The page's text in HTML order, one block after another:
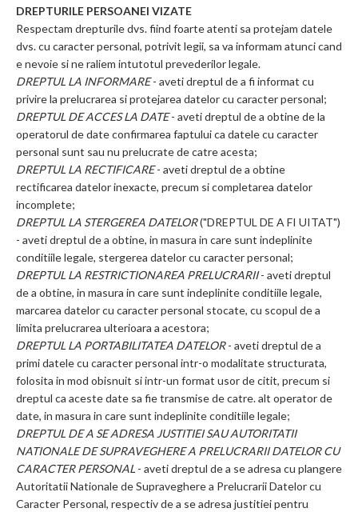
DREPTURILE PERSOANEI VIZATE
Respectam drepturile dvs. fiind foarte atenti sa protejam datele
dvs. cu caracter personal, potrivit legii, sa va informam atunci cand
e nevoie si ne raliem intutotul prevederilor legale.
DREPTUL LA INFORMARE- aveti dreptul de a fi informat cu
privire la prelucrarea si protejarea datelor cu caracter personal;
DREPTUL DE ACCES LA DATE- aveti dreptul de a obtine de la
operatorul de date confirmarea faptului ca datele cu caracter
personal sunt sau nu prelucrate de catre acesta;
DREPTUL LA RECTIFICARE- aveti dreptul de a obtine
rectificarea datelor inexacte, precum si completarea datelor
incomplete;
DREPTUL LA STERGEREA DATELOR("DREPTUL DE A FI UITAT")
- aveti dreptul de a obtine, in masura in care sunt indeplinite
conditiile legale, stergerea datelor cu caracter personal;
DREPTUL LA RESTRICTIONAREA PRELUCRARII- aveti dreptul
de a obtine, in masura in care sunt indeplinite conditiile legale,
marcarea datelor cu caracter personal stocate, cu scopul de a
limita prelucrarea ulterioara a acestora;
DREPTUL LA PORTABILITATEA DATELOR- aveti dreptul de a
primi datele cu caracter personal intr-o modalitate structurata,
folosita in mod obisnuit si intr-un format usor de citit, precum si
dreptul ca aceste date sa fie transmise de catre. alt operator de
date, in masura in care sunt indeplinite conditiile legale;
DREPTUL DE A SE ADRESA JUSTITIEI SAU AUTORITATII
NATIONALE DE SUPRAVEGHERE A PRELUCRARII DATELOR CU
CARACTER PERSONAL - aveti dreptul de a se adresa cu plangere
Autoritatii Nationale de Supraveghere a Prelucrarii Datelor cu
Caracter Personal, respectiv de a se adresa justitiei pentru